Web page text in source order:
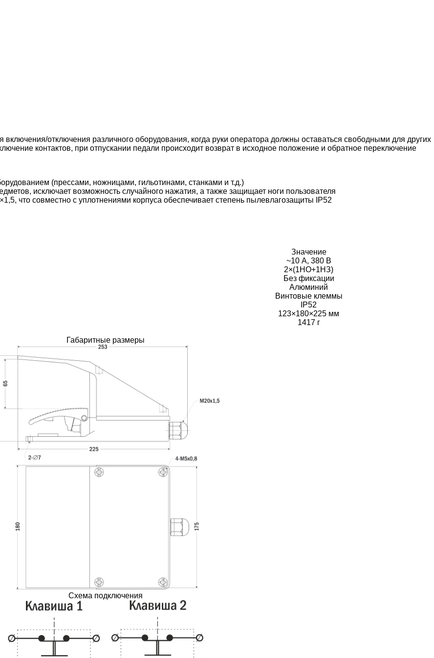
отключения различного оборудования, когда руки оператора должны оставаться свободными для других
контактов, при отпускании педали происходит возврат в исходное положение и обратное переключение
(прессами, ножницами, гильотинами, станками и т.д.)
исключает возможность случайного нажатия, а также защищает ноги пользователя
что совместно с уплотнениями корпуса обеспечивает степень пылевлагозащиты IP52
Значение
~10 А, 380 В
2×(1НО+1НЗ)
Без фиксации
Алюминий
Винтовые клеммы
IP52
123×180×225 мм
1417 г
Габаритные размеры
Схема подключения